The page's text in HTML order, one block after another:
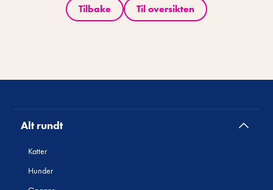
Tilbake Til oversikten
Alt rundt
Katter
Hunder